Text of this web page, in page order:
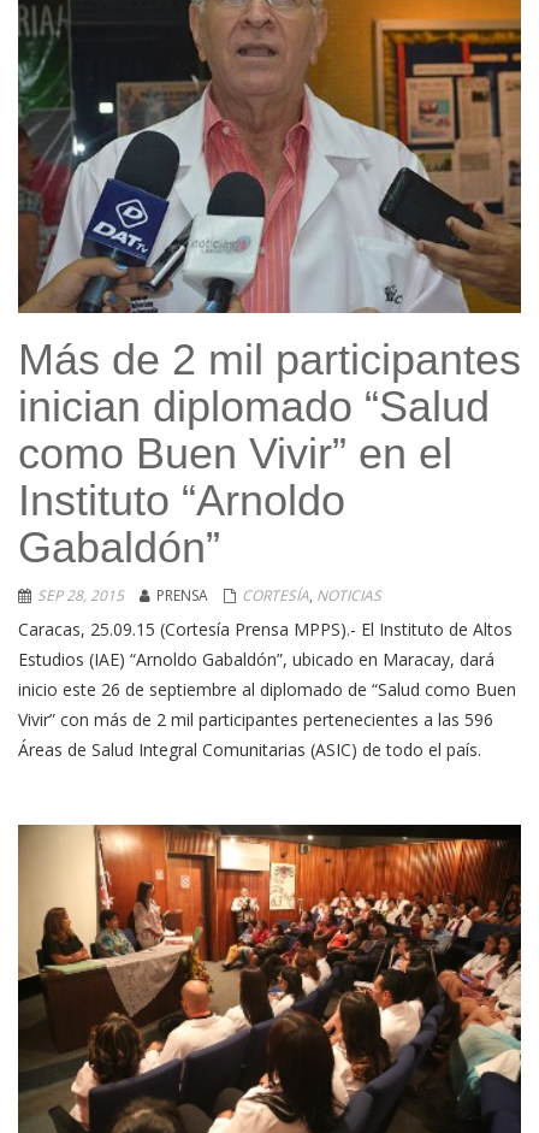
Más de 2 mil participantes
inician diplomado “Salud
como Buen Vivir” en el
Instituto “Arnoldo
Gabaldón”
SEP 28, 2015 PRENSA CORTESÍA, NOTICIAS
Caracas, 25.09.15 (Cortesía Prensa MPPS).- El Instituto de Altos
Estudios (IAE) “Arnoldo Gabaldón”, ubicado en Maracay, dará
inicio este 26 de septiembre al diplomado de “Salud como Buen
Vivir” con más de 2 mil participantes pertenecientes a las 596
Áreas de Salud Integral Comunitarias (ASIC) de todo el país.